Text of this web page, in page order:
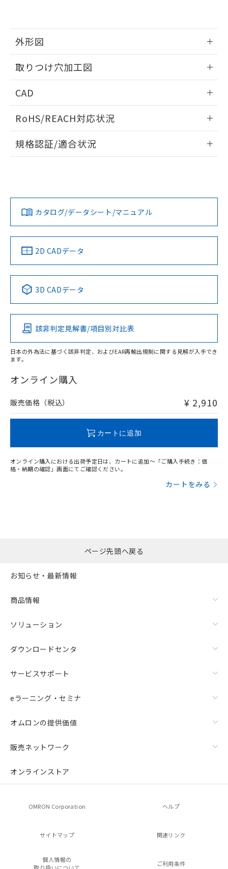
外形図
取りつけ穴加工図
CAD
ドすることができます。
ログイン/会員登録
ダウンロードデータをご利用いただく前に、以下を必ずお読
みください。
ソフトウェアの使用条件
RoHS/REACH対応状況
EU RoHS 注意事項・凡例
対応済み
中国 RoHS 注意事項・凡例
Pb Hg Cd Cr(VI)
O
在庫等で未対応品が混在する可能性があります。
問い合わせください。
規格認証/適合状況
LR型式承認
（イギリス
船舶規格）
DNV型式承認
（ノルウェー
BV型式承認
（フランス
KR型式
（韓国
No No No No
この製品の規格認証/適合状況ページへ
その他の認証はこちらのページからご検索ください
カタログ/データシート/マニュアル
2D CADデータ
3D CADデータ
該非判定見解書/項目別対比表
日本の外為法に基づく該非判定、およびEAR再輸出規制に関する見解が入手でき
ます。
オンライン購入
販売価格（税込） ¥ 2,910
カートに追加
オンライン購入における出荷予定日は、カートに追加～「ご購入手続き：価
格・納期の確認」画面にてご確認ください。
カートをみる
ページ先頭へ戻る
お知らせ・最新情報
商品情報
ソリューション
ダウンロードセンタ
サービスサポート
eラーニング・セミナ
オムロンの提供価値
販売ネットワーク
オンラインストア
OMRON Corporation ヘルプ
サイトマップ 関連リンク
個人情報の
ご利用条件